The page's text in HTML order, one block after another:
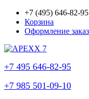
+7 (495) 646-82-95
Корзина
Оформление
+7 495 646-82-95
+7 985 501-09-10